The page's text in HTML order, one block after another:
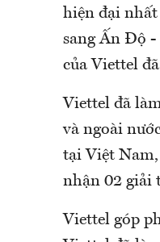
hiện đại nhất
sang Ấn Độ -
của Viettel
Viettel đã
và ngoài
tại Việt Nam,
nhận 02 giải
Viettel góp